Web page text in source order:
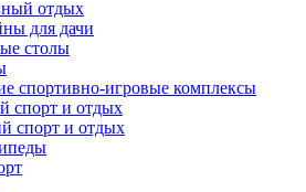
отдых
для дачи
столы
спортивно-игровые комплексы
спорт и отдых
спорт и отдых